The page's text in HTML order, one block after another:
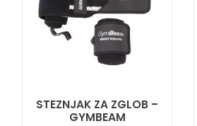
STEZNJAK ZA ZGLOB –
GYMBEAM